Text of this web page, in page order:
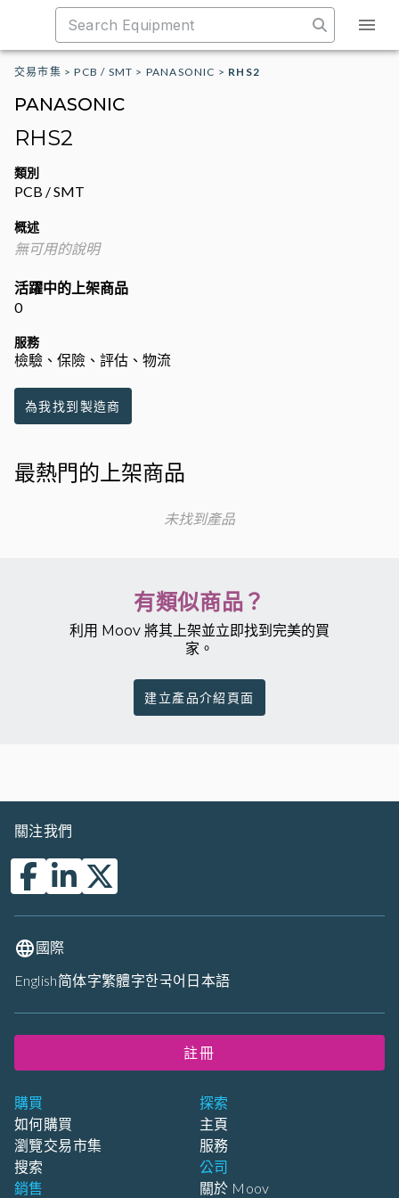
交易市集 >PCB / SMT > PANASONIC > RHS2
PANASONIC
RHS2
類別
PCB / SMT
概述
無可用的說明
活躍中的上架商品
0
服務
檢驗、保險、評估、物流
為我找到製造商
最熱門的上架商品
未找到產品
有類似商品？
利用 Moov 將其上架並立即找到完美的買
家。
建立產品介紹頁面
購買
如何購買
瀏覽交易市集
搜索
銷售
探索
主頁
服務
公司
關於 Moov
關注我們
國際
English简体字繁體字한국어 日本語
註冊